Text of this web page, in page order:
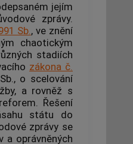
jejím
zprávy.
Sb., ve znění
chaotickým
stadiích
zákona č.
o scelování
a rovněž s
Řešení
státu do
zprávy se
a oprávněných